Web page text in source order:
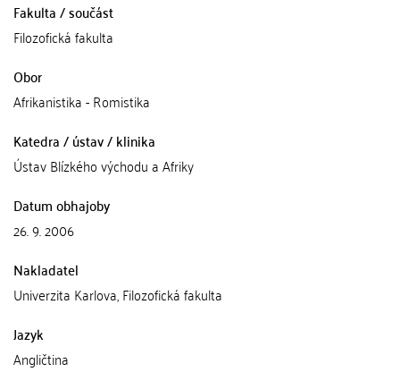
Fakulta / součást
Filozofická fakulta
Obor
Afrikanistika - Romistika
Katedra / ústav / klinika
Ústav Blízkého východu a Afriky
Datum obhajoby
26. 9. 2006
Nakladatel
Univerzita Karlova, Filozofická fakulta
Jazyk
Angličtina